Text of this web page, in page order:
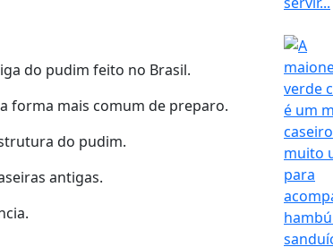
do pudim feito no Brasil.
forma mais comum de preparo.
do pudim.
antigas.